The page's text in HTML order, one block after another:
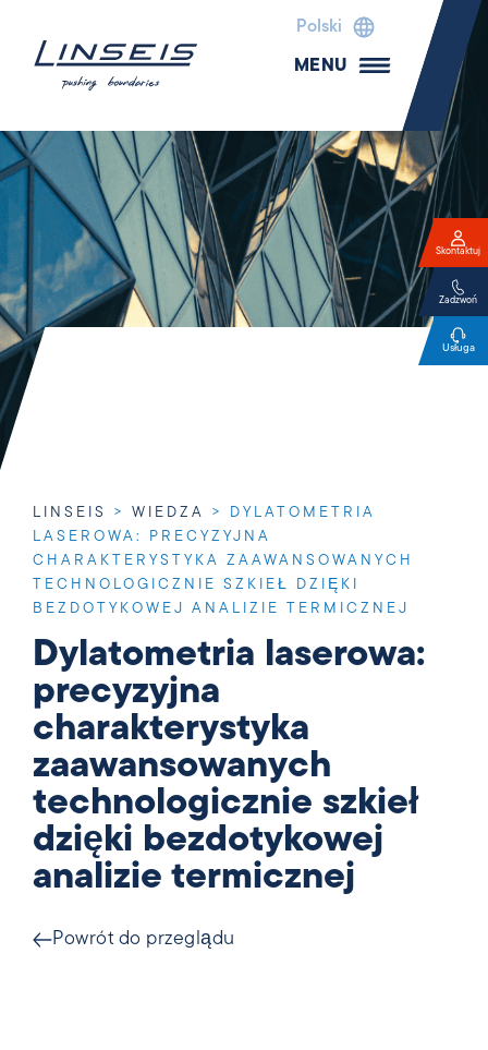
Polski
MENU
LINSEIS > WIEDZA > DYLATOMETRIA
LASEROWA: PRECYZYJNA
CHARAKTERYSTYKA ZAAWANSOWANYCH
TECHNOLOGICZNIE SZKIEŁ DZIĘKI
BEZDOTYKOWEJ ANALIZIE TERMICZNEJ
Dylatometria laserowa:
precyzyjna
charakterystyka
zaawansowanych
technologicznie szkieł
dzięki bezdotykowej
analizie termicznej
Powrót do przeglądu
Skontaktuj
Zadzwoń
Usługa